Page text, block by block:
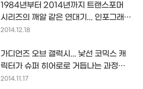
1984년부터 2014년까지 트랜스포머
시리즈의 깨알 같은 연대기... 인포그래픽
by TVStoreOnline
2014.12.18
가디언즈 오브 갤럭시... 낯선 코믹스 캐
릭터가 슈퍼 히어로로 거듭나는 과정을
지켜보는 재미...
2014.11.17